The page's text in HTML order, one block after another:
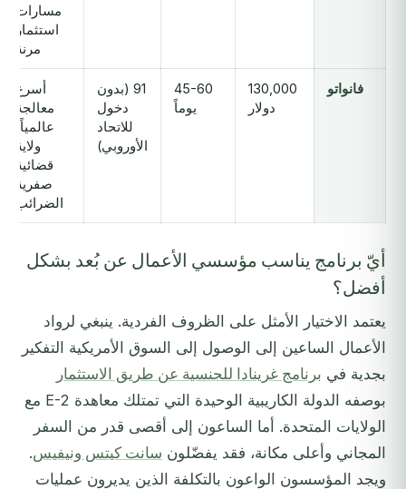
مسارات
استثمار
مرنة
فانواتو
130,000
دولار
45-60
يوماً
91 (بدون
دخول
للاتحاد
الأوروبي)
أسرع
معالجة
عالمياً؛
ولاية
قضائية
صفرية
الضرائب
أيّ برنامج يناسب مؤسسي الأعمال عن بُعد بشكل
أفضل؟
يعتمد الاختيار الأمثل على الظروف الفردية. ينبغي لرواد
الأعمال الساعين إلى الوصول إلى السوق الأمريكية التفكير
بجدية في برنامج غرينادا للجنسية عن طريق الاستثمار
بوصفه الدولة الكاريبية الوحيدة التي تمتلك معاهدة E-2 مع
الولايات المتحدة. أما الساعون إلى أقصى قدر من السفر
المجاني وأعلى مكانة، فقد يفضّلون سانت كيتس ونيفيس.
ويجد المؤسسون الواعون بالتكلفة الذين يديرون عمليات